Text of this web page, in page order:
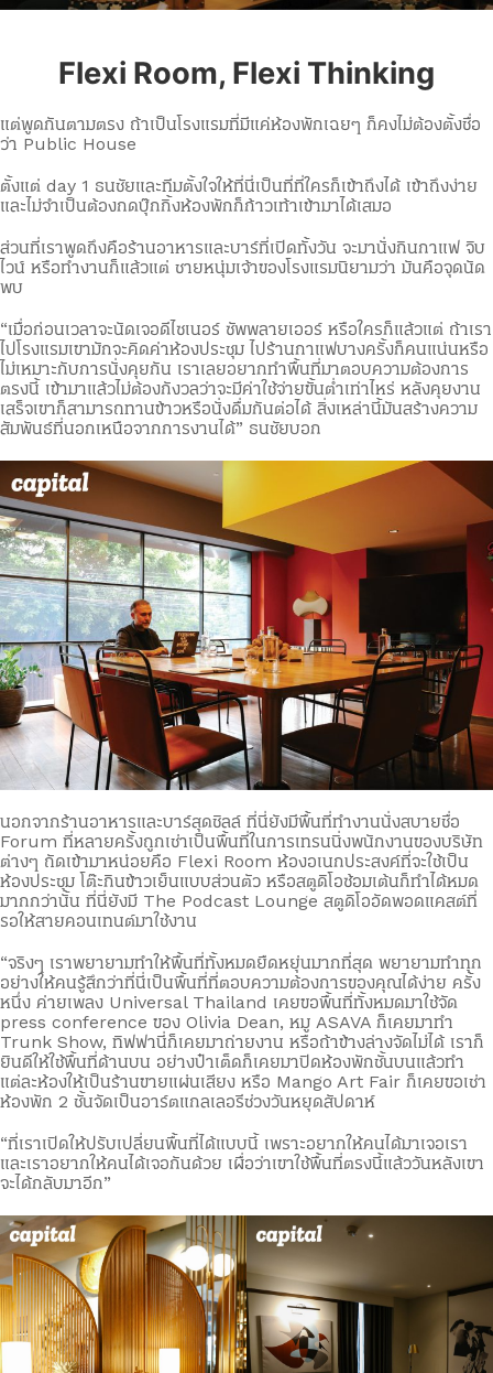
Flexi Room, Flexi Thinking
แต่พูดกันตามตรง ถ้าเป็นโรงแรมที่มีแค่ห้องพักเฉยๆ ก็คงไม่ต้องตั้งชื่อ
ว่า Public House
ตั้งแต่ day 1 ธนชัยและทีมตั้งใจให้ที่นี่เป็นที่ที่ใครก็เข้าถึงได้ เข้าถึงง่าย
และไม่จำเป็นต้องกดบุ๊กกิ้งห้องพักก็ก้าวเท้าเข้ามาได้เสมอ
ส่วนที่เราพูดถึงคือร้านอาหารและบาร์ที่เปิดทั้งวัน จะมานั่งกินกาแฟ จิบ
ไวน์ หรือทำงานก็แล้วแต่ ชายหนุ่มเจ้าของโรงแรมนิยามว่า มันคือจุดนัด
พบ
“เมื่อก่อนเวลาจะนัดเจอดีไซเนอร์ ซัพพลายเออร์ หรือใครก็แล้วแต่ ถ้าเรา
ไปโรงแรมเขามักจะคิดค่าห้องประชุม ไปร้านกาแฟบางครั้งก็คนแน่นหรือ
ไม่เหมาะกับการนั่งคุยกัน เราเลยอยากทำพื้นที่มาตอบความต้องการ
ตรงนี้ เข้ามาแล้วไม่ต้องกังวลว่าจะมีค่าใช้จ่ายขั้นต่ำเท่าไหร่ หลังคุยงาน
เสร็จเขาก็สามารถทานข้าวหรือนั่งดื่มกันต่อได้ สิ่งเหล่านี้มันสร้างความ
สัมพันธ์ที่นอกเหนือจากการงานได้” ธนชัยบอก
นอกจากร้านอาหารและบาร์สุดชิลล์ ที่นี่ยังมีพื้นที่ทำงานนั่งสบายชื่อ
Forum ที่หลายครั้งถูกเช่าเป็นพื้นที่ในการเทรนนิ่งพนักงานของบริษัท
ต่างๆ ถัดเข้ามาหน่อยคือ Flexi Room ห้องอเนกประสงค์ที่จะใช้เป็น
ห้องประชุม โต๊ะกินข้าวเย็นแบบส่วนตัว หรือสตูดิโอซ้อมเต้นก็ทำได้หมด
มากกว่านั้น ที่นี่ยังมี The Podcast Lounge สตูดิโออัดพอดแคสต์ที่
รอให้สายคอนเทนต์มาใช้งาน
“จริงๆ เราพยายามทำให้พื้นที่ทั้งหมดยืดหยุ่นมากที่สุด พยายามทำทุก
อย่างให้คนรู้สึกว่าที่นี่เป็นพื้นที่ที่ตอบความต้องการของคุณได้ง่าย ครั้ง
หนึ่ง ค่ายเพลง Universal Thailand เคยขอพื้นที่ทั้งหมดมาใช้จัด
press conference ของ Olivia Dean, หมู ASAVA ก็เคยมาทำ
Trunk Show, ทิฟฟานี่ก็เคยมาถ่ายงาน หรือถ้าข้างล่างจัดไม่ได้ เราก็
ยินดีให้ใช้พื้นที่ด้านบน อย่างป๋าเต็ดก็เคยมาปิดห้องพักชั้นบนแล้วทำ
แต่ละห้องให้เป็นร้านขายแผ่นเสียง หรือ Mango Art Fair ก็เคยขอเช่า
ห้องพัก 2 ชั้นจัดเป็นอาร์ตแกลเลอรีช่วงวันหยุดสัปดาห์
“ที่เราเปิดให้ปรับเปลี่ยนพื้นที่ได้แบบนี้ เพราะอยากให้คนได้มาเจอเรา
และเราอยากให้คนได้เจอกันด้วย เผื่อว่าเขาใช้พื้นที่ตรงนี้แล้ววันหลังเขา
จะได้กลับมาอีก”